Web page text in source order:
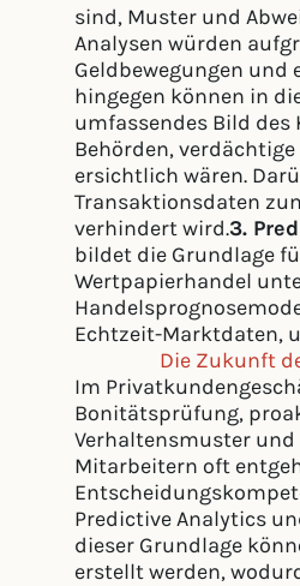
sind, Muster und
Analysen würden
Geldbewegungen und
hingegen können in
umfassendes Bild
Behörden,
ersichtlich wären.
Transaktionsdaten
verhindert wird.3.
bildet die Grundlage
Wertpapierhandel
Echtzeit-Marktdaten,
Die Zukunft
Im
Bonitätsprüfung,
Verhaltensmuster
Mitarbeitern oft
Predictive Analytics
dieser Grundlage
erstellt werden,